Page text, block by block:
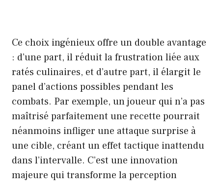
Ce choix ingénieux offre un double avantage
: d’une part, il réduit la frustration liée aux
ratés culinaires, et d’autre part, il élargit le
panel d’actions possibles pendant les
combats. Par exemple, un joueur qui n’a pas
maîtrisé parfaitement une recette pourrait
néanmoins infliger une attaque surprise à
une cible, créant un effet tactique inattendu
dans l’intervalle. C’est une innovation
majeure qui transforme la perception